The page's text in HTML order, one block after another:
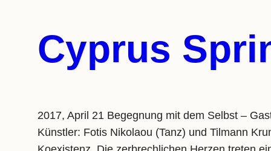
Cyprus
2017, April 21 Begegnung mit dem Selbst –
Künstler: Fotis Nikolaou (Tanz) und Tilmann